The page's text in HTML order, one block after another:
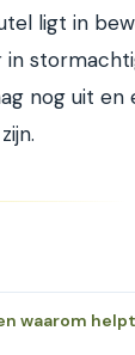
ligt in
in
nog uit en
waarom